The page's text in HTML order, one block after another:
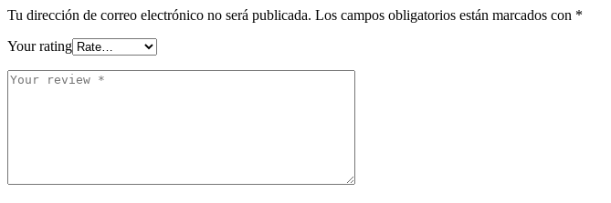
Tu dirección de correo electrónico no será publicada. Los campos obligatorios están marcados con *
Your rating